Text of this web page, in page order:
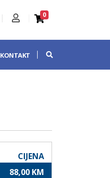
0
KONTAKT
CIJENA
88,00 KM